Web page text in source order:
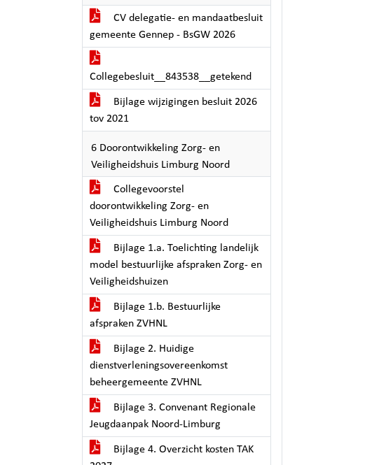
CV delegatie- en mandaatbesluit
gemeente Gennep - BsGW 2026
Collegebesluit__843538__getekend
Bijlage wijzigingen besluit 2026
tov 2021
6 Doorontwikkeling Zorg- en
Veiligheidshuis Limburg Noord
Collegevoorstel
doorontwikkeling Zorg- en
Veiligheidshuis Limburg Noord
Bijlage 1.a. Toelichting landelijk
model bestuurlijke afspraken Zorg- en
Veiligheidshuizen
Bijlage 1.b. Bestuurlijke
afspraken ZVHNL
Bijlage 2. Huidige
dienstverleningsovereenkomst
beheergemeente ZVHNL
Bijlage 3. Convenant Regionale
Jeugdaanpak Noord-Limburg
Bijlage 4. Overzicht kosten TAK